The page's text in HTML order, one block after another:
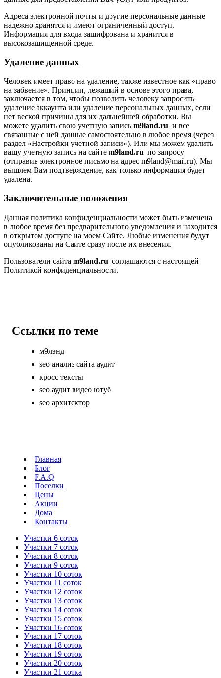
Адреса электронной почты и другие персональные данные
надежно хранятся и имеют ограниченный доступ.
Информация для входа зашифрована и хранится в
высокозащищенной среде.
Удаление данных
Человек имеет право на удаление, также известное как «право
на забвение». Принцип, лежащий в основе этого права,
заключается в том, чтобы позволить человеку запросить
удаление аккаунта или удаление персональных данных, если
нет веской причины для их дальнейшей обработки. Вы
можете удалить свою учетную запись m9land.ru и все
связанные с ней данные самостоятельно в любое время (через
раздел «Настройки учетной записи»). Или мы можем удалить
вашу учетную запись на сайте m9land.ru по запросу
(отправив электронное письмо на адрес m9land@mail.ru). Мы
вышлем Вам подтверждение, как только информация будет
удалена.
Заключительные положения
Данная политика конфиденциальности может быть изменена
в любое время без предварительного уведомления и находится
в открытом доступе на моем Сайте. Любые изменения будут
опубликованы на Сайте сразу после их внесения.
Пользователи сайта m9land.ru соглашаются с настоящей
Политикой конфиденциальности.
Ссылки по теме
м9лэнд
seo анализ сайта аудит
кросс тексты
seo аудит видео ютуб
seo архитектор
Главная
Блог
F.A.Q
Поселки
Цены
Акции
Дома
Контакты
Участки 6 соток
Участки 7 соток
Участки 8 соток
Участки 9 соток
Участки 10 соток
Участки 11 соток
Участки 12 соток
Участки 13 соток
Участки 14 соток
Участки 15 соток
Участки 16 соток
Участки 17 соток
Участки 18 соток
Участки 19 соток
Участки 20 соток
Участки 21 сотка